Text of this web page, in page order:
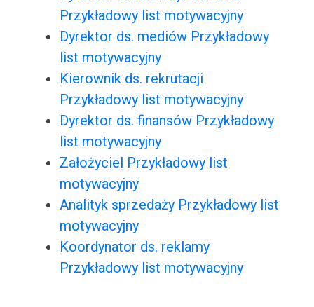
Przykładowy list motywacyjny
Dyrektor ds. mediów Przykładowy
list motywacyjny
Kierownik ds. rekrutacji
Przykładowy list motywacyjny
Dyrektor ds. finansów Przykładowy
list motywacyjny
Założyciel Przykładowy list
motywacyjny
Analityk sprzedaży Przykładowy list
motywacyjny
Koordynator ds. reklamy
Przykładowy list motywacyjny